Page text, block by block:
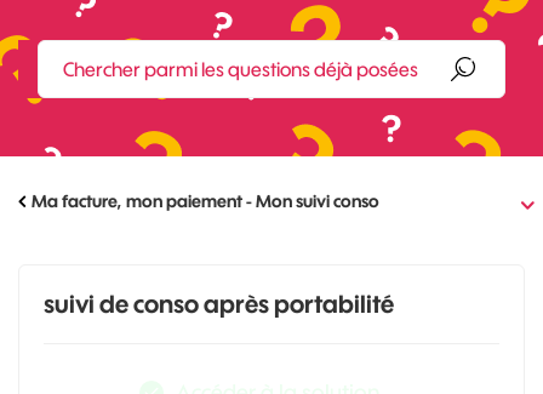
Ma facture, mon paiement - Mon suivi conso
suivi de conso après portabilité